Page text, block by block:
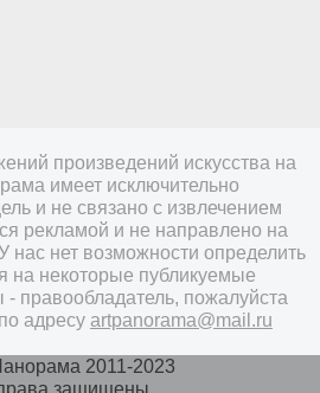
произведений искусства на
имеет исключительно
и не связано с извлечением
рекламой и не направлено на
нас нет возможности определить
на некоторые публикуемые
правообладатель, пожалуйста
адресу artpanorama@mail.ru
2011-2023
защищены